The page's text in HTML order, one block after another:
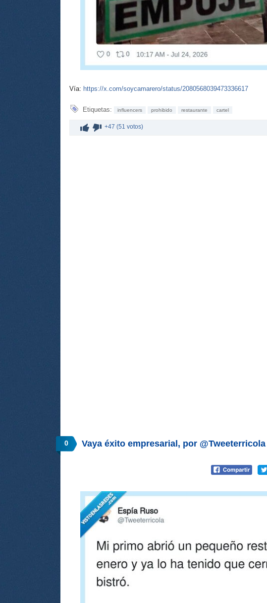
Vía: https://x.com/soycamarero/status/2080568039473336617
Etiquetas: influencers prohibido restaurante cartel
+47 (51 votos)
0 Vaya éxito empresarial, por @Tweeterricola